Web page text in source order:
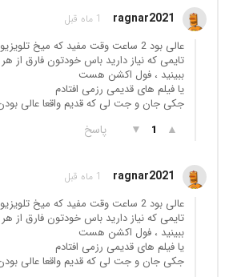
ragnar2021 1 ماه قبل
عالی بود 2 ساعت وقت مفید که میخ
تایمی که نیاز دارید باس خودتون فارق از
ببینید ، فول اکشن هست
یا فیلم های قدیمی رزمی افتادم
جکی جان و جت لی که قدیم واقعا عالی
▲
1
▼ پاسخ
ragnar2021 1 ماه قبل
عالی بود 2 ساعت وقت مفید که میخ
تایمی که نیاز دارید باس خودتون فارق از
ببینید ، فول اکشن هست
یا فیلم های قدیمی رزمی افتادم
جکی جان و جت لی که قدیم واقعا عالی